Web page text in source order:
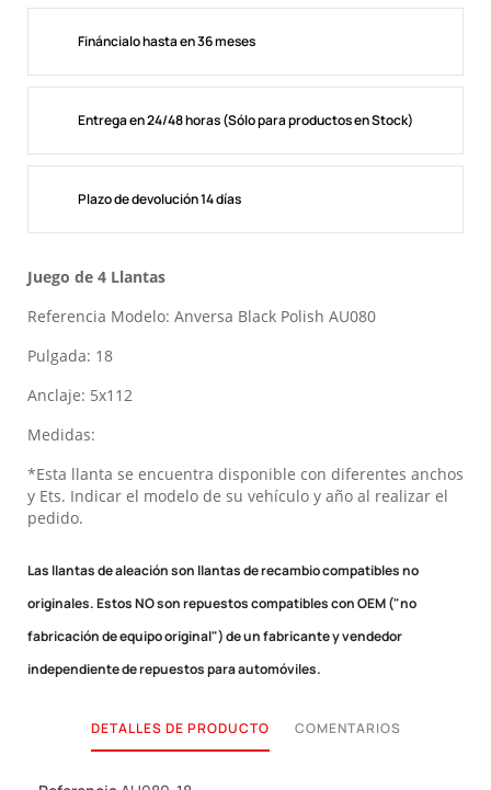
Fináncialo hasta en 36 meses
Entrega en 24/48 horas (Sólo para productos en Stock)
Plazo de devolución 14 días
Juego de 4 Llantas
Referencia Modelo: Anversa Black Polish AU080
Pulgada: 18
Anclaje: 5x112
Medidas:
*Esta llanta se encuentra disponible con diferentes anchos
y Ets. Indicar el modelo de su vehículo y año al realizar el
pedido.
Las llantas de aleación son llantas de recambio compatibles no
originales.Estos NO son repuestos compatibles con OEM ("no
fabricación de equipo original") de un fabricante y vendedor
independiente de repuestos para automóviles.
DETALLES DE PRODUCTO COMENTARIOS